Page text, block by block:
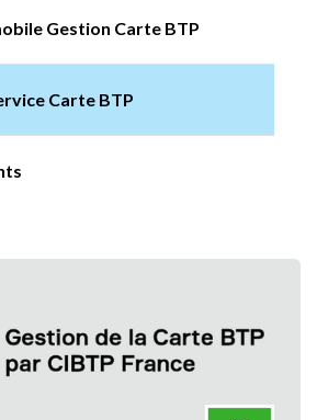
Gestion Carte BTP
Carte BTP